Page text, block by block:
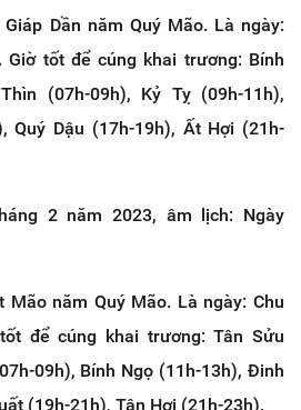
Dần năm Quý Mão. Là ngày:
Giờ tốt để cúng khai trương: Bính
(07h-09h), Kỷ Tỵ (09h-11h),
Quý Dậu (17h-19h), Ất Hợi (21h-
2 năm 2023, âm lịch: Ngày
Mão năm Quý Mão. Là ngày: Chu
để cúng khai trương: Tân Sửu
09h), Bính Ngọ (11h-13h), Đinh
(19h-21h), Tân Hợi (21h-23h).